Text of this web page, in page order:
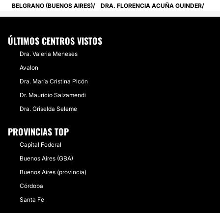
BELGRANO (BUENOS AIRES)
DRA. FLORENCIA ACUÑA GUINDER
ÚLTIMOS CENTROS VISTOS
Dra. Valeria Meneses
Avalon
Dra. María Cristina Picón
Dr. Mauricio Salzamendi
Dra. Griselda Seleme
PROVINCIAS TOP
Capital Federal
Buenos Aires (GBA)
Buenos Aires (provincia)
Córdoba
Santa Fe